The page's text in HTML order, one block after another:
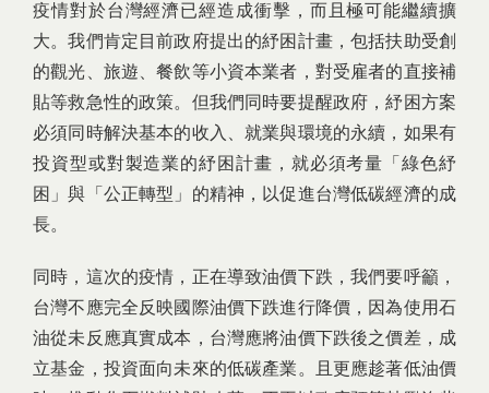
疫情對於台灣經濟已經造成衝擊，而且極可能繼續擴
大。我們肯定目前政府提出的紓困計畫，包括扶助受創
的觀光、旅遊、餐飲等小資本業者，對受雇者的直接補
貼等救急性的政策。但我們同時要提醒政府，紓困方案
必須同時解決基本的收入、就業與環境的永續，如果有
投資型或對製造業的紓困計畫，就必須考量「綠色紓
困」與「公正轉型」的精神，以促進台灣低碳經濟的成
長。
同時，這次的疫情，正在導致油價下跌，我們要呼籲，
台灣不應完全反映國際油價下跌進行降價，因為使用石
油從未反應真實成本，台灣應將油價下跌後之價差，成
立基金，投資面向未來的低碳產業。且更應趁著低油價